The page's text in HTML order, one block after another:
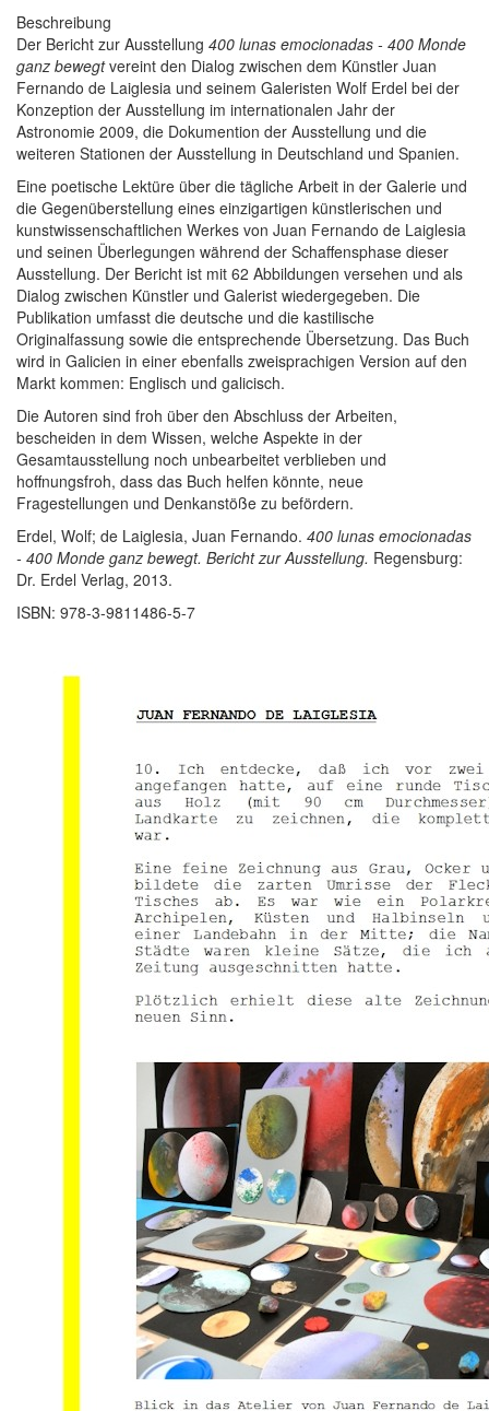
Beschreibung
Der Bericht zur Ausstellung 400 lunas emocionadas - 400 Monde
ganz bewegtvereint den Dialog zwischen dem Künstler Juan
Fernando de Laiglesia und seinem Galeristen Wolf Erdel bei der
Konzeption der Ausstellung im internationalen Jahr der
Astronomie 2009, die Dokumention der Ausstellung und die
weiteren Stationen der Ausstellung in Deutschland und Spanien.
Eine poetische Lektüre über die tägliche Arbeit in der Galerie und
die Gegenüberstellung eines einzigartigen künstlerischen und
kunstwissenschaftlichen Werkes von Juan Fernando de Laiglesia
und seinen Überlegungen während der Schaffensphase dieser
Ausstellung. Der Bericht ist mit 62 Abbildungen versehen und als
Dialog zwischen Künstler und Galerist wiedergegeben. Die
Publikation umfasst die deutsche und die kastilische
Originalfassung sowie die entsprechende Übersetzung. Das Buch
wird in Galicien in einer ebenfalls zweisprachigen Version auf den
Markt kommen: Englisch und galicisch.
Die Autoren sind froh über den Abschluss der Arbeiten,
bescheiden in dem Wissen, welche Aspekte in der
Gesamtausstellung noch unbearbeitet verblieben und
hoffnungsfroh, dass das Buch helfen könnte, neue
Fragestellungen und Denkanstöße zu befördern.
Erdel, Wolf; de Laiglesia, Juan Fernando. 400 lunas emocionadas
- 400 Monde ganz bewegt. Bericht zur Ausstellung. Regensburg:
Dr. Erdel Verlag, 2013.
ISBN: 978-3-9811486-5-7